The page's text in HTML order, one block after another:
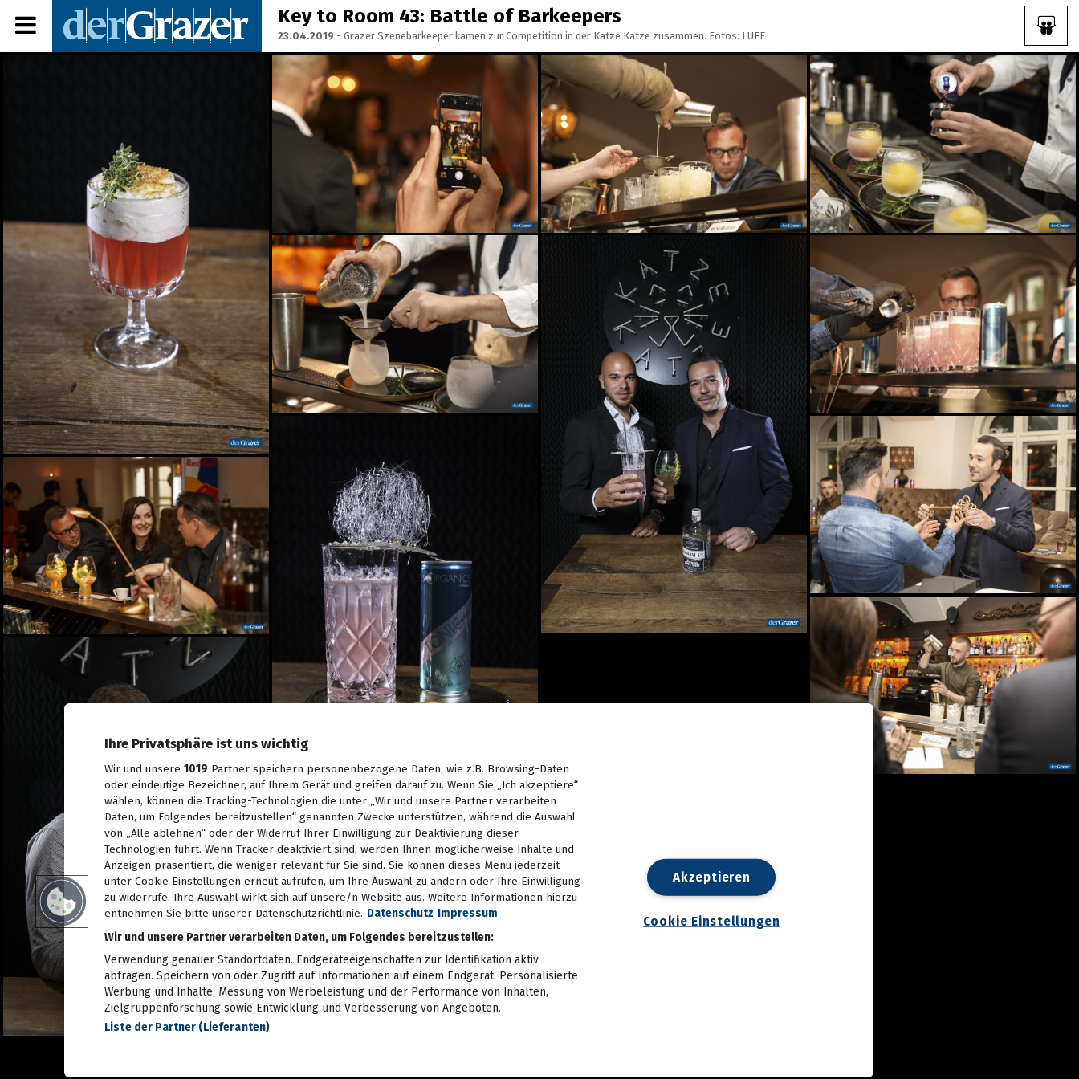
Key to Room 43: Battle of Barkeepers
23.04.2019 - Grazer Szenebarkeeper kamen zur Competition in der Katze Katze zusammen. Fotos: LUEF
IMPRESSUM
Ein Frühstück für die
Annenstraße - Das vierte
Annenfrühstück
22.07.2026
Seit 50 Jahren steht
Starkoch Johann Lafer in
22.07.2026
Spiel, Spaß und Lernen in
der Kinderstadt Bibongo
14.07.2026
Die Grüne Nacht des
steirischen Tourismus
09.07.2026
Sommerfest der
Industriellenvereinigung
Steiermark 2026
08.07.2026
WM 2026: Ganz Graz
fieberte mit der
Nationalelf
02.07.2026
Die Innenstadt wurde zum
Laufsteg
29.06.2026
Live aus dem Rathaus:
Das war Wahlsonntag in
Graz 2026, TEIL 2
Live aus dem Rathaus:
Graz 2026, TEIL 1
Pride: Graz feierte bei der
CSD-Parade unterm
Regenbogen
27.06.2026
Das war das sFinks
Sommerfest 2026
27.06.2026
Latin Live am Grazer
Lendplatz
25.06.2026
Fun while it lasted -
Augartenfest 2026 fiel ins
20.06.2026
Immobilienwirtschaft
Ihre Privatsphäre ist uns wichtig
Wir und unsere 1019 Partner speichern personenbezogene Daten, wie z.B. Browsing-Daten
oder eindeutige Bezeichner, auf Ihrem Gerät und greifen darauf zu. Wenn Sie „Ich akzeptiere“
wählen, können die Tracking-Technologien die unter „Wir und unsere Partner verarbeiten
Daten, um Folgendes bereitzustellen“ genannten Zwecke unterstützen, während die Auswahl
von „Alle ablehnen“ oder der Widerruf Ihrer Einwilligung zur Deaktivierung dieser
Technologien führt. Wenn Tracker deaktiviert sind, werden Ihnen möglicherweise Inhalte und
Anzeigen präsentiert, die weniger relevant für Sie sind. Sie können dieses Menü jederzeit
unter Cookie Einstellungen erneut aufrufen, um Ihre Auswahl zu ändern oder Ihre Einwilligung
zu widerrufe. Ihre Auswahl wirkt sich auf unsere/n Website aus. Weitere Informationen hierzu
entnehmen Sie bitte unserer Datenschutzrichtlinie. Datenschutz Impressum
Wir und unsere Partner verarbeiten Daten, um Folgendes bereitzustellen:
Verwendung genauer Standortdaten. Endgeräteeigenschaften zur Identifikation aktiv
abfragen. Speichern von oder Zugriff auf Informationen auf einem Endgerät. Personalisierte
Werbung und Inhalte, Messung von Werbeleistung und der Performance von Inhalten,
Zielgruppenforschung sowie Entwicklung und Verbesserung von Angeboten.
Liste der Partner (Lieferanten)
Akzeptieren
Cookie Einstellungen